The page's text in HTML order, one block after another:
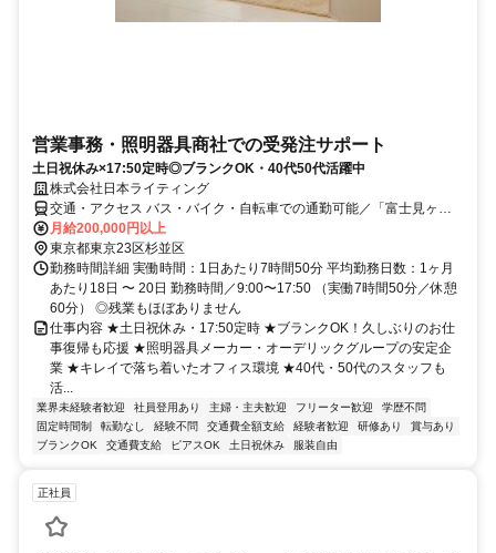
営業事務・照明器具商社での受発注サポート
土日祝休み×17:50定時◎ブランクOK・40代50代活躍中
株式会社日本ライティング
交通・アクセス バス・バイク・自転車での通勤可能／「富士見ヶ丘
駅」「高井戸駅」より徒歩12分
月給200,000円以上
東京都東京23区杉並区
勤務時間詳細 実働時間：1日あたり7時間50分 平均勤務日数：1ヶ月
あたり18日 〜 20日 勤務時間／9:00〜17:50 （実働7時間50分／休憩
60分） ◎残業もほぼありません
仕事内容 ★土日祝休み・17:50定時 ★ブランクOK！久しぶりのお仕
事復帰も応援 ★照明器具メーカー・オーデリックグループの安定企
業 ★キレイで落ち着いたオフィス環境 ★40代・50代のスタッフも
活...
業界未経験者歓迎 社員登用あり 主婦・主夫歓迎 フリーター歓迎
学歴不問
固定時間制
転勤なし 経験不問 交通費全額支給 経験者歓迎 研修あり
賞与あり
ブランクOK
交通費支給 ピアスOK 土日祝休み 服装自由
正社員